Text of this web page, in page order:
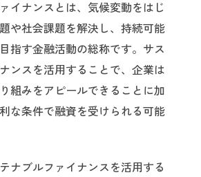
イナンスとは、気候変動をはじ
や社会課題を解決し、持続可能
指す金融活動の総称です。サス
ンスを活用することで、企業は
組みをアピールできることに加
な条件で融資を受けられる可能
ナブルファイナンスを活用する